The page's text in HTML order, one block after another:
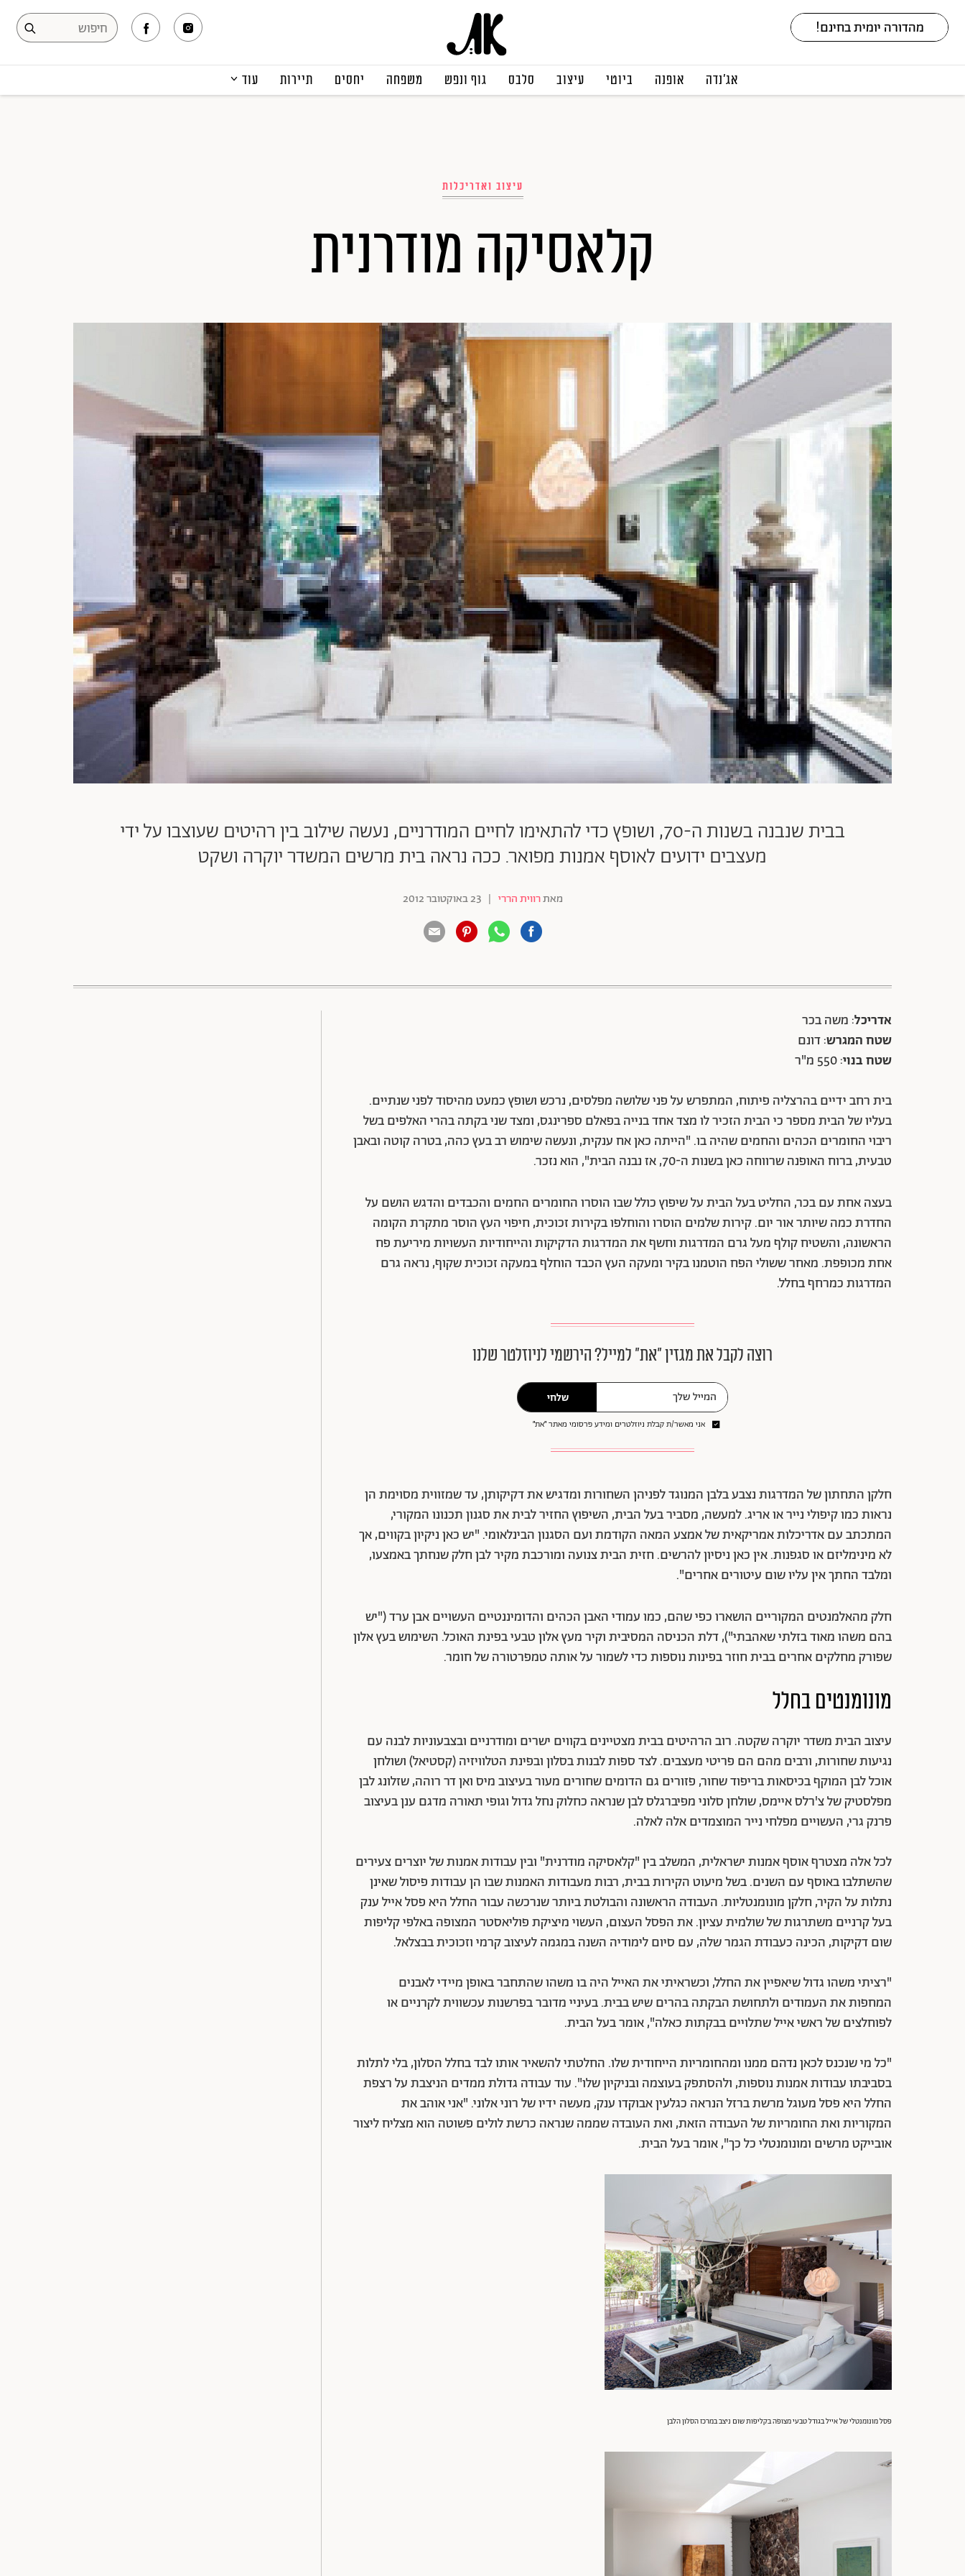
אג׳נדה אופנה ביוטי עיצוב סלבס גוף ונפש משפחה יחסים תיירות עוד
עיצוב ואדריכלות
קלאסיקה מודרנית
בבית שנבנה בשנות ה-70, ושופץ כדי להתאימו לחיים המודרניים, נעשה שילוב בין רהיטים שעוצבו על ידי
מעצבים ידועים לאוסף אמנות מפואר. ככה נראה בית מרשים המשדר יוקרה ושקט
מאתרווית הררי | 23 באוקטובר 2012
אדריכל: משה בכר
שטח המגרש: דונם
שטח בנוי: 550 מ"ר
בית רחב ידיים בהרצליה פיתוח, המתפרש על פני שלושה מפלסים, נרכש ושופץ כמעט מהיסוד לפני שנתיים.
בעליו של הבית מספר כי הבית הזכיר לו מצד אחד בנייה בפאלם ספרינגס, ומצד שני בקתה בהרי האלפים בשל
ריבוי החומרים הכהים והחמים שהיה בו. "הייתה כאן אח ענקית, ונעשה שימוש רב בעץ כהה, בטרה קוטה ובאבן
טבעית, ברוח האופנה שרווחה כאן בשנות ה-70, אז נבנה הבית", הוא נזכר.
בעצה אחת עם בכר, החליט בעל הבית על שיפוץ כולל שבו הוסרו החומרים החמים והכבדים והדגש הושם על
החדרת כמה שיותר אור יום. קירות שלמים הוסרו והוחלפו בקירות זכוכית, חיפוי העץ הוסר מתקרת הקומה
הראשונה, והשטיח קולף מעל גרם המדרגות וחשף את המדרגות הדקיקות והייחודיות העשויות מיריעת פח
אחת מכופפת. מאחר ששולי הפח הוטמנו בקיר ומעקה העץ הכבד הוחלף במעקה זכוכית שקוף, נראה גרם
המדרגות כמרחף בחלל.
רוצה לקבל את מגזין ״את״ למייל? הירשמי לניוזלטר שלנו
שלחי
אני מאשר/ת קבלת ניוזלטרים ומידע פרסומי מאתר ״את״
חלקן התחתון של המדרגות נצבע בלבן המנוגד לפניהן השחורות ומדגיש את דקיקותן, עד שמזווית מסוימת הן
נראות כמו קיפולי נייר או אריג. למעשה, מסביר בעל הבית, השיפוץ החזיר לבית את סגנון תכנונו המקורי,
המתכתב עם אדריכלות אמריקאית של אמצע המאה הקודמת ועם הסגנון הבינלאומי. "יש כאן ניקיון בקווים, אך
לא מינימליזם או סגפנות. אין כאן ניסיון להרשים. חזית הבית צנועה ומורכבת מקיר לבן חלק שנחתך באמצעו,
ומלבד החתך אין עליו שום עיטורים אחרים".
חלק מהאלמנטים המקוריים הושארו כפי שהם, כמו עמודי האבן הכהים והדומיננטיים העשויים אבן ערד ("יש
בהם משהו מאוד בזלתי שאהבתי"), דלת הכניסה המסיבית וקיר מעץ אלון טבעי בפינת האוכל. השימוש בעץ אלון
שפורק מחלקים אחרים בבית חוזר בפינות נוספות כדי לשמור על אותה טמפרטורה של חומר.
מונומנטים בחלל
עיצוב הבית משדר יוקרה שקטה. רוב הרהיטים בבית מצטיינים בקווים ישרים ומודרניים ובצבעוניות לבנה עם
נגיעות שחורות, ורבים מהם הם פריטי מעצבים. לצד ספות לבנות בסלון ובפינת הטלוויזיה (קסטיאל) ושולחן
אוכל לבן המוקף בכיסאות בריפוד שחור, פזורים גם הדומים שחורים מעור בעיצוב מיס ואן דר רוהה, שזלונג לבן
מפלסטיק של צ'רלס איימס, שולחן סלוני מפיברגלס לבן שנראה כחלוק נחל גדול וגופי תאורה מדגם ענן בעיצוב
פרנק גרי, העשויים מפלחי נייר המוצמדים אלה לאלה.
לכל אלה מצטרף אוסף אמנות ישראלית, המשלב בין "קלאסיקה מודרנית" ובין עבודות אמנות של יוצרים צעירים
שהשתלבו באוסף עם השנים. בשל מיעוט הקירות בבית, רבות מעבודות האמנות שבו הן עבודות פיסול שאינן
נתלות על הקיר, חלקן מונומנטליות. העבודה הראשונה והבולטת ביותר שנרכשה עבור החלל היא פסל אייל ענק
בעל קרניים משתרגות של שולמית עציון. את הפסל העצום, העשוי מיציקת פוליאסטר המצופה באלפי קליפות
שום דקיקות, הכינה כעבודת הגמר שלה, עם סיום לימודיה השנה במגמה לעיצוב קרמי וזכוכית בבצלאל.
"רציתי משהו גדול שיאפיין את החלל, וכשראיתי את האייל היה בו משהו שהתחבר באופן מיידי לאבנים
המחפות את העמודים ולתחושת הבקתה בהרים שיש בבית. בעיניי מדובר בפרשנות עכשווית לקרניים או
לפוחלצים של ראשי אייל שתלויים בבקתות כאלה", אומר בעל הבית.
"כל מי שנכנס לכאן נדהם ממנו ומהחומריות הייחודית שלו. החלטתי להשאיר אותו לבד בחלל הסלון, בלי לתלות
בסביבתו עבודות אמנות נוספות, ולהסתפק בעוצמה ובניקיון שלו". עוד עבודה גדולת ממדים הניצבת על רצפת
החלל היא פסל מעוגל מרשת ברזל הנראה כגלעין אבוקדו ענק, מעשה ידיו של רוני אלוני. "אני אוהב את
המקוריות ואת החומריות של העבודה הזאת, ואת העובדה שממה שנראה כרשת לולים פשוטה הוא מצליח ליצור
אובייקט מרשים ומונומנטלי כל כך", אומר בעל הבית.
פסל מונומנטלי של אייל בגודל טבעי מצופה בקליפות שום ניצב במרכז הסלון הלבן